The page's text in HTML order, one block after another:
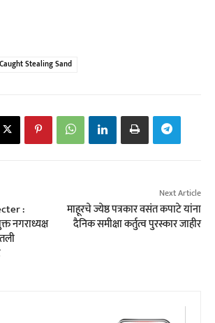
Stealing Sand
:
नगराध्यक्ष
Next Article
माहूरचे ज्येष्ठ पत्रकार वसंत कपाटे यांना
दैनिक समीक्षा कर्तुत्व पुरस्कार जाहीर